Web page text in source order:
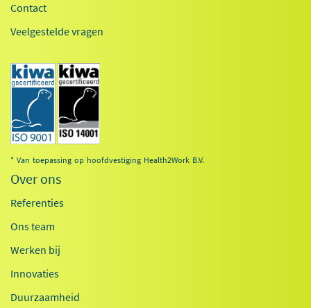
Contact
Veelgestelde vragen
* Van toepassing op hoofdvestiging Health2Work B.V.
Over ons
Referenties
Ons team
Werken bij
Innovaties
Duurzaamheid